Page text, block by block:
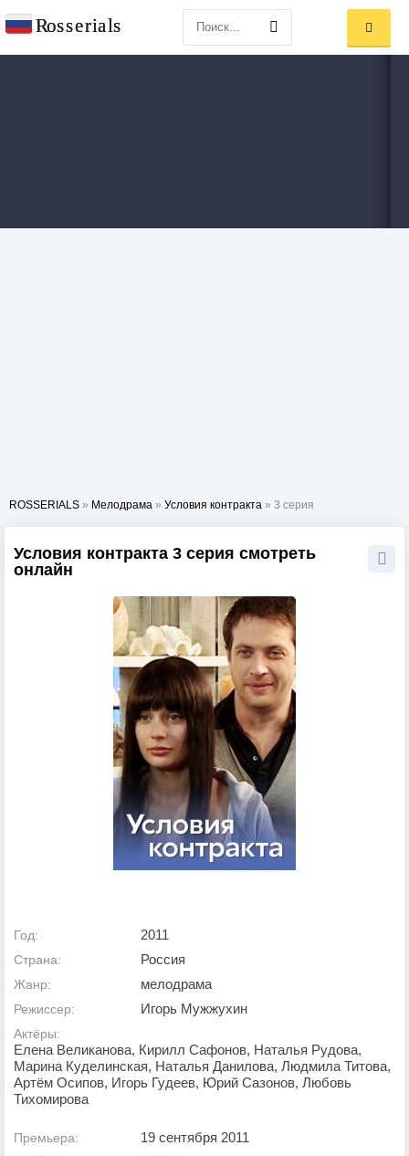
ROSSERIALS » Мелодрама » Условия контракта » 3 серия
Условия контракта 3 серия смотреть
онлайн
Год: 2011
Страна: Россия
Жанр: мелодрама
Режиссер: Игорь Мужжухин
Актёры:
Елена Великанова, Кирилл Сафонов, Наталья Рудова,
Марина Куделинская, Наталья Данилова, Людмила Титова,
Артём Осипов, Игорь Гудеев, Юрий Сазонов, Любовь
Тихомирова
Премьера: 19 сентября 2011